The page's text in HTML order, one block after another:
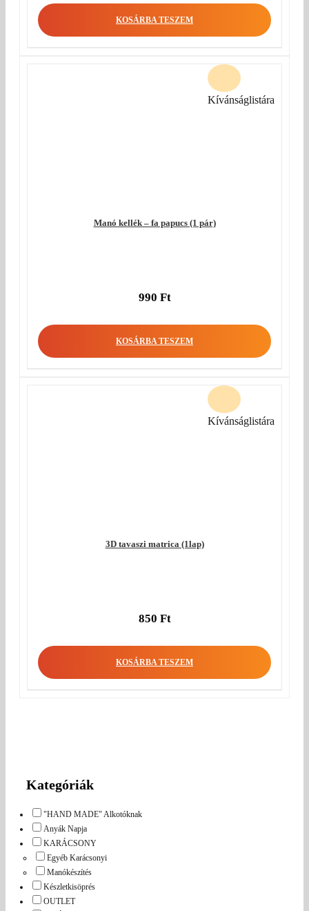
KOSÁRBA TESZEM
Manó kellék – fa papucs (1 pár)
990 Ft
KOSÁRBA TESZEM
Kívánságlistára
3D tavaszi matrica (1lap)
850 Ft
KOSÁRBA TESZEM
Kívánságlistára
Kategóriák
"HAND MADE" Alkotóknak
Anyák Napja
KARÁCSONY
Egyéb Karácsonyi
Manókészítés
Készletkisöprés
OUTLET